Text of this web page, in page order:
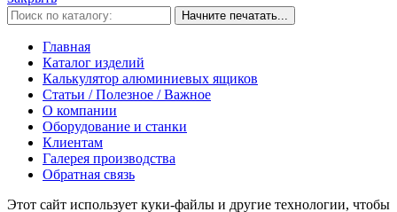
Начните печатать...
Главная
Каталог изделий
Калькулятор алюминиевых ящиков
Статьи / Полезное / Важное
О компании
Оборудование и станки
Клиентам
Галерея производства
Обратная связь
Этот сайт использует куки-файлы и другие технологии, чтобы